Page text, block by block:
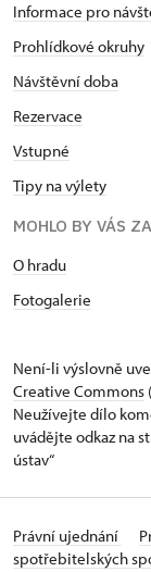
Informace pro
Prohlídkové okruhy
Návštěvní doba
Rezervace
Vstupné
Tipy na výlety
MOHLO BY VÁS
O hradu
Fotogalerie
Není-li výslovně
Creative Commons
Neužívejte dílo
uvádějte odkaz na
ústav“
Právní ujednání
spotřebitelských